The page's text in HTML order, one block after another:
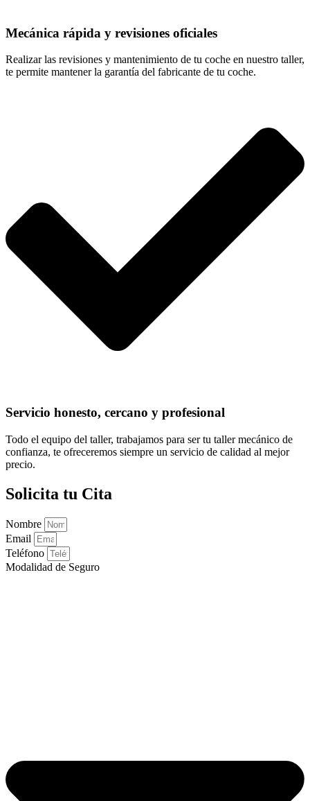
Mecánica rápida y revisiones oficiales
Realizar las revisiones y mantenimiento de tu coche en nuestro taller,
te permite mantener la garantía del fabricante de tu coche.
Servicio honesto, cercano y profesional
Todo el equipo del taller, trabajamos para ser tu taller mecánico de
confianza, te ofreceremos siempre un servicio de calidad al mejor
precio.
Solicita tu Cita
Nombre
Email
Teléfono
Modalidad de Seguro